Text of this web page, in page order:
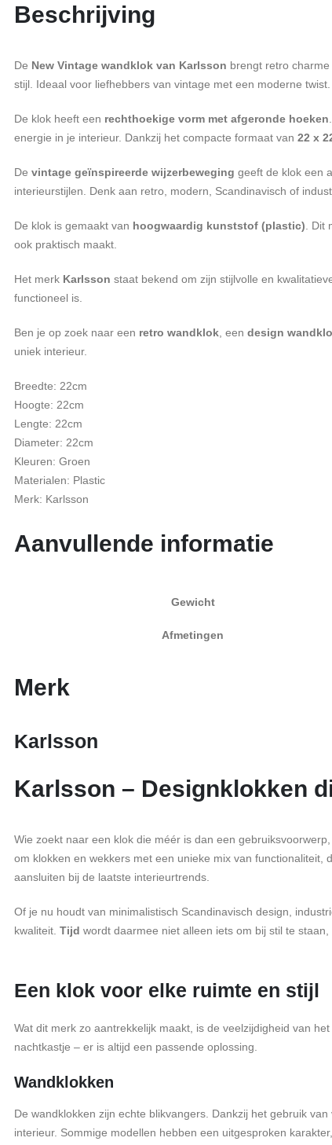
Beschrijving
De New Vintage wandklok van Karlsson brengt retro
stijl. Ideaal voor liefhebbers van vintage met een moderne twist.
De klok heeft een rechthoekige vorm met afgeronde hoeken
energie in je interieur. Dankzij het compacte formaat van 22 x
De vintage geïnspireerde wijzerbeweging geeft de klok een
interieurstijlen. Denk aan retro, modern, Scandinavisch of
De klok is gemaakt van hoogwaardig kunststof (plastic) .
ook praktisch maakt.
Het merk Karlsson staat bekend om zijn stijlvolle en
functioneel is.
Ben je op zoek naar een retro wandklok , een design
uniek interieur.
Breedte: 22cm
Hoogte: 22cm
Lengte: 22cm
Diameter: 22cm
Kleuren: Groen
Materialen: Plastic
Merk: Karlsson
Aanvullende informatie
Gewicht
Afmetingen
Merk
Karlsson
Karlsson – Designklokken
Wie zoekt naar een klok die méér is dan een
om klokken en wekkers met een unieke mix van
aansluiten bij de laatste interieurtrends.
Of je nu houdt van minimalistisch Scandinavisch design,
kwaliteit. Tijd wordt daarmee niet alleen iets om bij stil te
Een klok voor elke ruimte en stijl
Wat dit merk zo aantrekkelijk maakt, is de veelzijdigheid van
nachtkastje – er is altijd een passende oplossing.
Wandklokken
De wandklokken zijn echte blikvangers. Dankzij het gebruik
interieur. Sommige modellen hebben een uitgesproken